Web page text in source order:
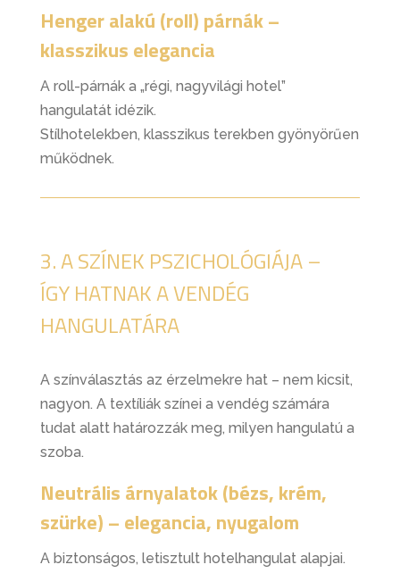
Henger alakú (roll) párnák –
klasszikus elegancia
A roll-párnák a „régi, nagyvilági hotel”
hangulatát idézik.
Stílhotelekben, klasszikus terekben gyönyörűen
működnek.
3. A SZÍNEK PSZICHOLÓGIÁJA –
ÍGY HATNAK A VENDÉG
HANGULATÁRA
A színválasztás az érzelmekre hat – nem kicsit,
nagyon. A textíliák színei a vendég számára
tudat alatt határozzák meg, milyen hangulatú a
szoba.
Neutrális árnyalatok (bézs, krém,
szürke) – elegancia, nyugalom
A biztonságos, letisztult hotelhangulat alapjai.